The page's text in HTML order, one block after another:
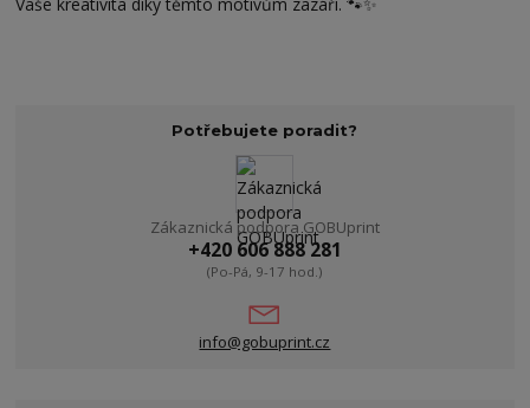
Potřebujete poradit?
Zákaznická podpora GOBUprint
+420 606 888 281
(Po-Pá, 9-17 hod.)
info@gobuprint.cz